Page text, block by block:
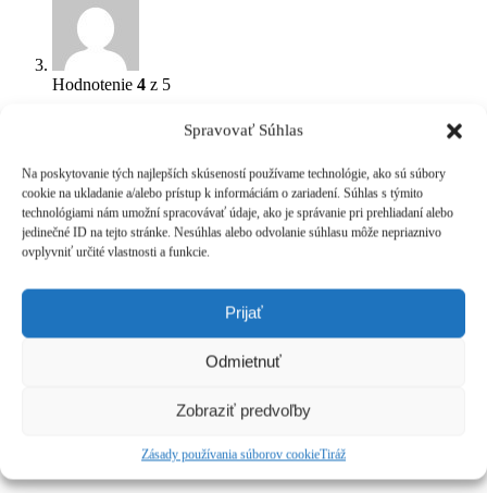
Spravovať Súhlas
Na poskytovanie tých najlepších skúseností používame technológie, ako sú súbory
cookie na ukladanie a/alebo prístup k informáciám o zariadení. Súhlas s týmito
technológiami nám umožní spracovávať údaje, ako je správanie pri prehliadaní alebo
jedinečné ID na tejto stránke. Nesúhlas alebo odvolanie súhlasu môže nepriaznivo
ovplyvniť určité vlastnosti a funkcie.
Prijať
Odmietnuť
Zobraziť predvoľby
Zásady používania súborov cookieTiráž
Hodnotenie 4 z 5
(overený zákazník) 4. augusta 2025
Hodnotenie5z 5
Jana Martanovičová(overený zákazník) – 25. augusta 2025
Vyborna . Mam rosaceu a tym padom obmedzene moznosti
kozmetiky. Ukludnuje